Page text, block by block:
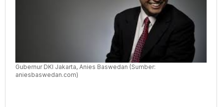
Gubernur DKI Jakarta, Anies Baswedan (Sumber:
aniesbaswedan.com)